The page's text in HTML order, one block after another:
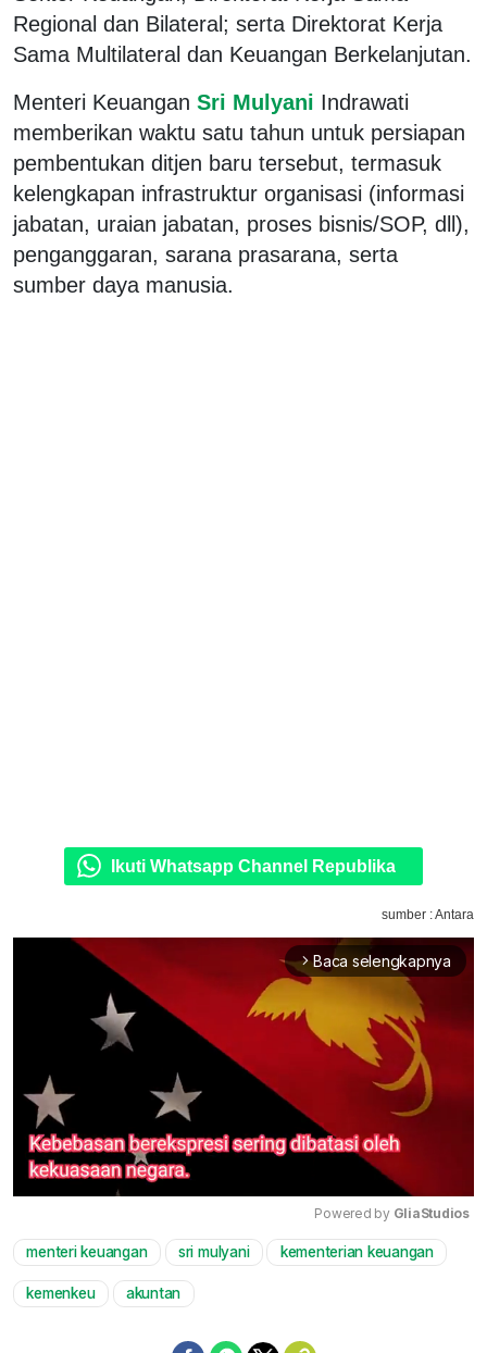
Regional dan Bilateral; serta Direktorat Kerja
Sama Multilateral dan Keuangan Berkelanjutan.
Menteri Keuangan Sri Mulyani Indrawati
memberikan waktu satu tahun untuk persiapan
pembentukan ditjen baru tersebut, termasuk
kelengkapan infrastruktur organisasi (informasi
jabatan, uraian jabatan, proses bisnis/SOP, dll),
penganggaran, sarana prasarana, serta
sumber daya manusia.
Ikuti Whatsapp Channel Republika
sumber : Antara
arrow_forward_ios Baca selengkapnya
Mute
Powered by GliaStudios
menteri keuangan sri mulyani kementerian keuangan
kemenkeu akuntan